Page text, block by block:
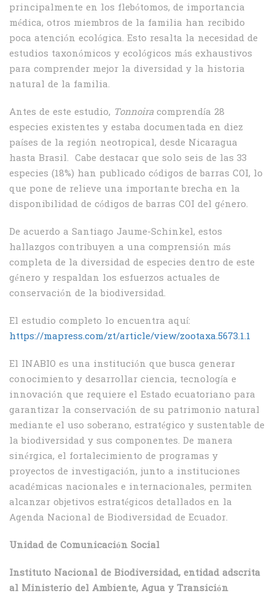
principalmente en los flebótomos, de importancia
médica, otros miembros de la familia han recibido
poca atención ecológica. Esto resalta la necesidad de
estudios taxonómicos y ecológicos más exhaustivos
para comprender mejor la diversidad y la historia
natural de la familia.
Antes de este estudio, Tonnoiracomprendía 28
especies existentes y estaba documentada en diez
países de la región neotropical, desde Nicaragua
hasta Brasil. Cabe destacar que solo seis de las 33
especies (18%) han publicado códigos de barras COI, lo
que pone de relieve una importante brecha en la
disponibilidad de códigos de barras COI del género.
De acuerdo a Santiago Jaume-Schinkel, estos
hallazgos contribuyen a una comprensión más
completa de la diversidad de especies dentro de este
género y respaldan los esfuerzos actuales de
conservación de la biodiversidad.
El estudio completo lo encuentra aquí:
https://mapress.com/zt/article/view/zootaxa.5673.1.1
El INABIO es una institución que busca generar
conocimiento y desarrollar ciencia, tecnología e
innovación que requiere el Estado ecuatoriano para
garantizar la conservación de su patrimonio natural
mediante el uso soberano, estratégico y sustentable de
la biodiversidad y sus componentes. De manera
sinérgica, el fortalecimiento de programas y
proyectos de investigación, junto a instituciones
académicas nacionales e internacionales, permiten
alcanzar objetivos estratégicos detallados en la
Agenda Nacional de Biodiversidad de Ecuador.
Unidad de Comunicación Social
Instituto Nacional de Biodiversidad, entidad adscrita
al Ministerio del Ambiente, Agua y Transición